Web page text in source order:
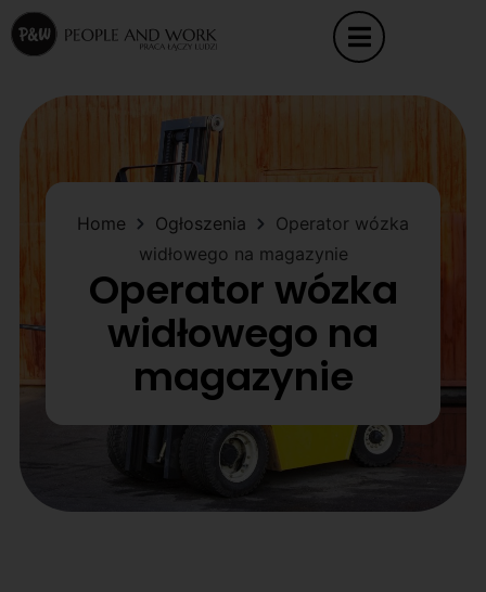
Home Ogłoszenia
Operator wózka
widłowego na magazynie
Operator wózka
widłowego na
magazynie